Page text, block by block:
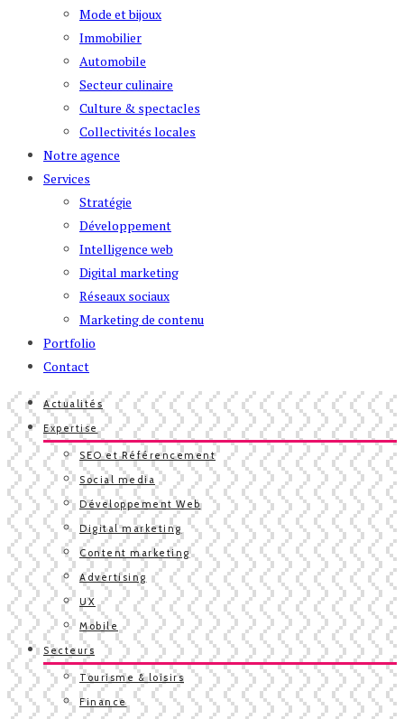
Mode et bijoux
Immobilier
Automobile
Secteur culinaire
Culture & spectacles
Collectivités locales
Notre agence
Services
Stratégie
Développement
Intelligence web
Digital marketing
Réseaux sociaux
Marketing de contenu
Portfolio
Contact
Actualités
Expertise
SEO et Référencement
Social media
Développement Web
Digital marketing
Content marketing
Advertising
UX
Mobile
Secteurs
Tourisme & loisirs
Finance